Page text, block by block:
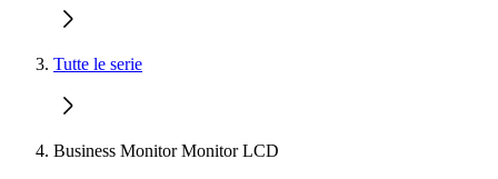
Tutte le serie
Business Monitor Monitor LCD